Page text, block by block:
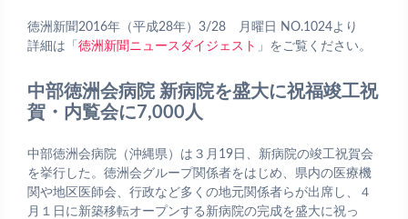
徳洲新聞2016年（平成28年）3/28 月曜日 NO.1024より
詳細は「 徳洲新聞ニュースダイジェスト 」をご覧ください。
中部徳洲会病院 新病院を盛大に祝福竣工祝
賀・内覧会に7,000人
中部徳洲会病院（沖縄県）は３月19日、新病院の竣工祝賀会
を挙行した。徳洲会グループ関係者をはじめ、県内の医療機
関や地区医師会、行政など多くの地元関係者らが出席し、４
月１日に新築移転オープンする新病院の完成を盛大に祝っ